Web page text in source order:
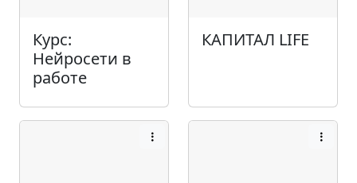
Курс:
Нейросети в
работе
КАПИТАЛ LIFE